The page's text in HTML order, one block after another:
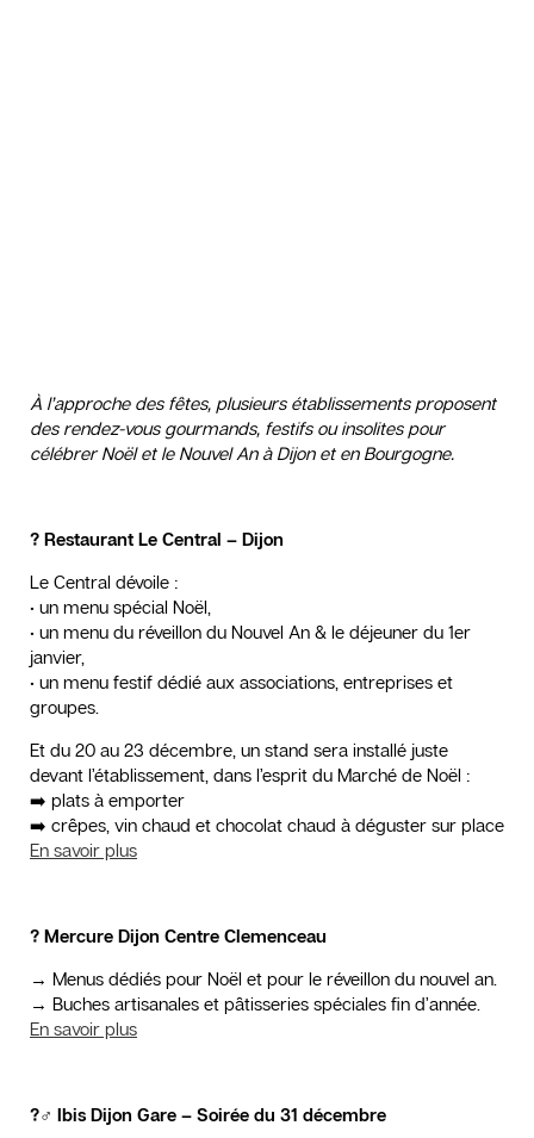
À l’approche des fêtes, plusieurs établissements proposent
des rendez-vous gourmands, festifs ou insolites pour
célébrer Noël et le Nouvel An à Dijon et en Bourgogne.
?️ Restaurant Le Central – Dijon
Le Central dévoile :
• un menu spécial Noël,
• un menu du réveillon du Nouvel An & le déjeuner du 1er
janvier,
• un menu festif dédié aux associations, entreprises et
groupes.
Et du 20 au 23 décembre, un stand sera installé juste
devant l’établissement, dans l’esprit du Marché de Noël :
➡️ plats à emporter
➡️ crêpes, vin chaud et chocolat chaud à déguster sur place
En savoir plus
? Mercure Dijon Centre Clemenceau
→ Menus dédiés pour Noël et pour le réveillon du nouvel an.
→ Buches artisanales et pâtisseries spéciales fin d’année.
En savoir plus
?️‍♂️ Ibis Dijon Gare – Soirée du 31 décembre